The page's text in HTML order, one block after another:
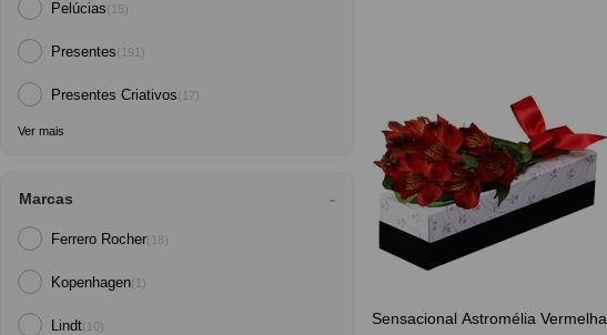
Pelúcias(15)
Presentes(191)
Presentes Criativos(17)
Ver mais
Marcas
Ferrero Rocher(18)
Kopenhagen(1)
Lindt(10) Sensacional Astromélia Vermelha